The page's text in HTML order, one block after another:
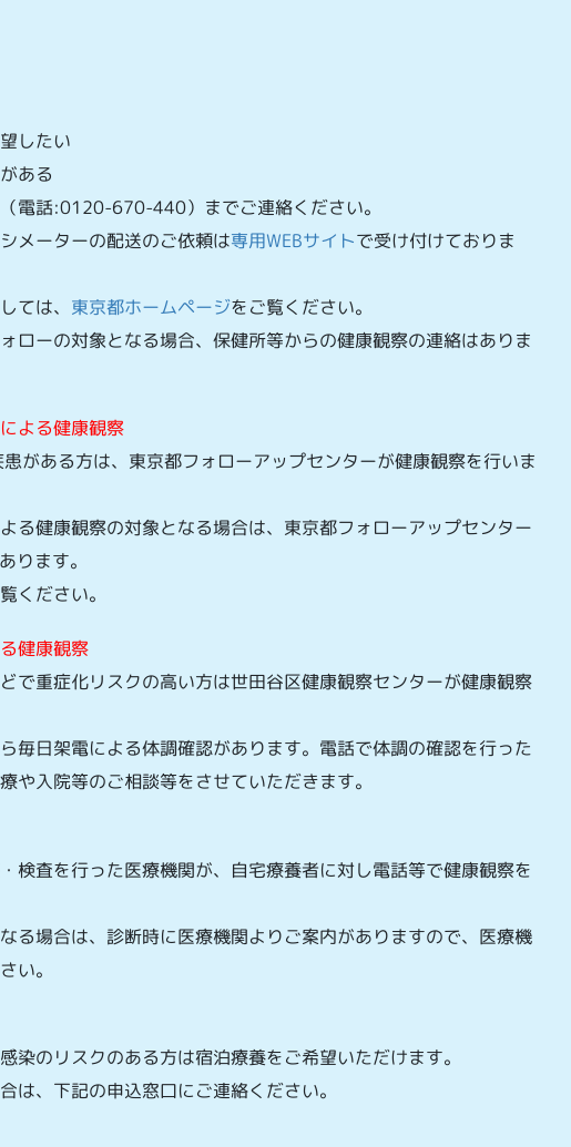
したい
ある
電話:0120-670-440）までご連絡ください。
メーターの配送のご依頼は専用WEBサイトで受け付けておりま
ては、 東京都ホームページをご覧ください。
ローの対象となる場合、保健所等からの健康観察の連絡はありま
よる健康観察
がある方は、東京都フォローアップセンターが健康観察を行いま
る健康観察の対象となる場合は、東京都フォローアップセンター
ります。
ください。
健康観察
で重症化リスクの高い方は世田谷区健康観察センターが健康観察
毎日架電による体調確認があります。電話で体調の確認を行った
や入院等のご相談等をさせていただきます。
検査を行った医療機関が、自宅療養者に対し電話等で健康観察を
る場合は、診断時に医療機関よりご案内がありますので、医療機
い。
染のリスクのある方は宿泊療養をご希望いただけます。
は、下記の申込窓口にご連絡ください。